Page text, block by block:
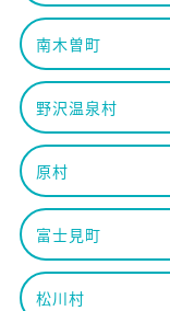
南木曽町
野沢温泉村
原村
富士見町
松川村